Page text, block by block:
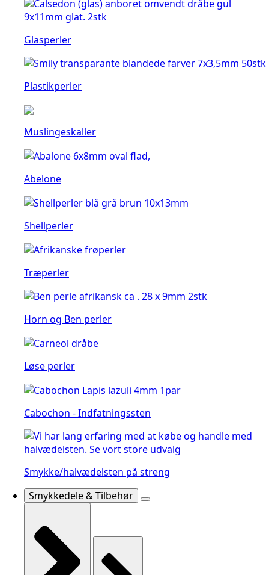
Glasperler
Plastikperler
Muslingeskaller
Abelone
Shellperler
Træperler
Horn og Ben perler
Løse perler
Cabochon - Indfatningssten
Smykke/halvædelsten på streng
Smykkedele & Tilbehør